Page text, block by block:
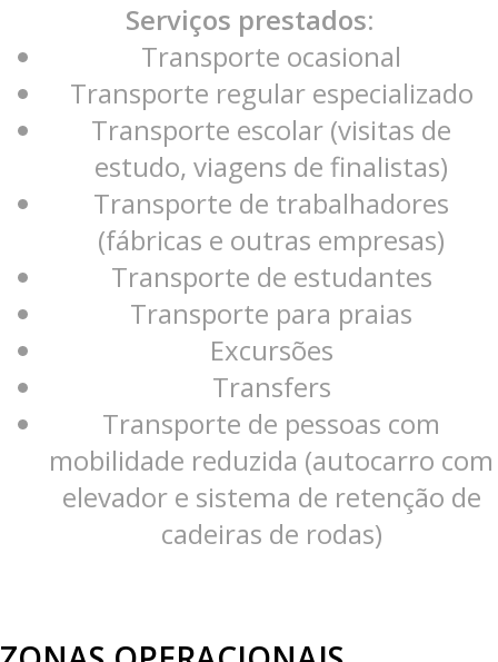
Serviços prestados:
Transporte ocasional
Transporte regular especializado
Transporte escolar (visitas de
estudo, viagens de finalistas)
Transporte de trabalhadores
(fábricas e outras empresas)
Transporte de estudantes
Transporte para praias
Excursões
Transfers
Transporte de pessoas com
mobilidade reduzida (autocarro com
elevador e sistema de retenção de
cadeiras de rodas)